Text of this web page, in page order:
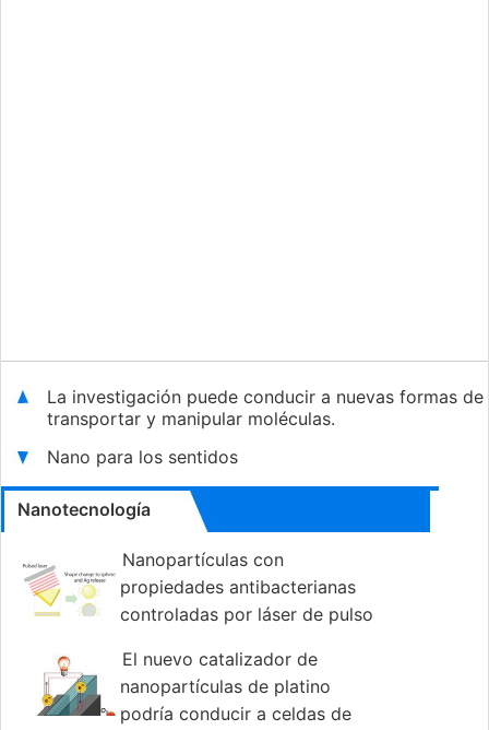
La investigación puede conducir a nuevas formas de
transportar y manipular moléculas.
Nano para los sentidos
Nanotecnología
Nanopartículas con
propiedades antibacterianas
controladas por láser de pulso
El nuevo catalizador de
nanopartículas de platino
podría conducir a celdas de